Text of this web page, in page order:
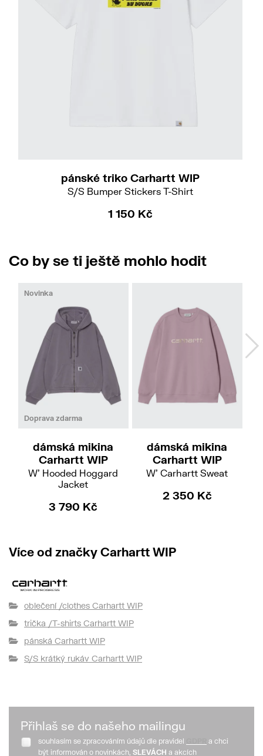
pánské triko Carhartt WIP
S/S Bumper Stickers T-Shirt
1 150 Kč
Co by se ti ještě mohlo hodit
Doprava zdarma
Novinka
XSS
dámská mikina
Carhartt WIP
W' Hooded Hoggard
Jacket
3 790 Kč
dámská mikina
Carhartt WIP
W' Carhartt Sweat
2 350 Kč
Více od značky Carhartt WIP
oblečení /clothes Carhartt WIP
trička /T-shirts Carhartt WIP
pánská Carhartt WIP
S/S krátký rukáv Carhartt WIP
Přihlaš se do našeho mailingu
souhlasím se zpracováním údajů dle pravidel
a chci
být informován o novinkách, SLEVÁCH a akcích